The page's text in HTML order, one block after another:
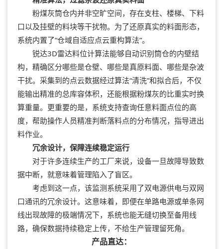
粉煤灰筒仓内并非空旷空间，存在支柱、楼梯、下料
口以及挂壁的料块等干扰物。为了还原真实的料面形态，
系统内置了“仓域自适应点云重构算法”。
锐达3D雷达料位计算法能够自动识别筒仓的内壁结
构，精确区分哪些是仓壁、哪些是真原料面、哪些是杂波
干扰。采集到的点云数据经过算法“清洗”和拟合后，不仅
能输出精准的总库容体积，还能根据粉煤灰的比重实时换
算重量。更重要的是，系统支持查询任意料面点位的高
度，帮助操作人员精准判断落料点的分布情况，指导进出
料作业。
冗余设计，保障连续稳定运行
对于许多连续生产的工厂来说，设备一旦故障导致数
据中断，就意味着管理陷入了盲区。
考虑到这一点，该监测系统采用了双电源供电与双网
口通讯的冗余设计。这意味着，即便在单路电源或单条网
线出现故障的极端情况下，系统也能无缝切换至备用线
路，确保数据持续稳定上传，不给生产管理留死角。
产品直达：